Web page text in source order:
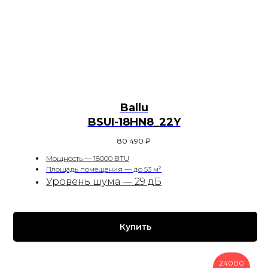
Ballu
BSUI-18HN8_22Y
80 490 ₽
Мощность — 18000 BTU
Площадь помещения — до 53 м²
Уровень шума — 29 дБ
Купить
24000